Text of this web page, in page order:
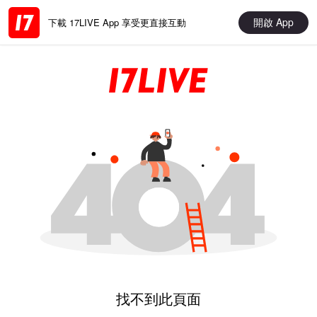
下載 17LIVE App 享受更直接互動 開啟 App
找不到此頁面